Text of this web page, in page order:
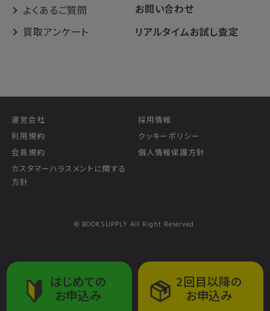
はじめての
お申込み
2回目以降の
お申込み
よくあるご質問
買取アンケート
お問い合わせ
リアルタイムお試し査定
運営会社
採用情報
利用規約
クッキーポリシー
会員規約
個人情報保護方針
カスタマーハラスメントに関する
方針
© BOOKSUPPLY All Right Reserved.